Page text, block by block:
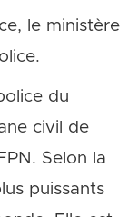
le ministère
du
civil de
Selon la
puissants